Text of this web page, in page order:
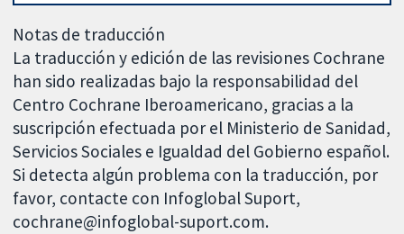
Notas de traducción
La traducción y edición de las revisiones Cochrane
han sido realizadas bajo la responsabilidad del
Centro Cochrane Iberoamericano, gracias a la
suscripción efectuada por el Ministerio de Sanidad,
Servicios Sociales e Igualdad del Gobierno español.
Si detecta algún problema con la traducción, por
favor, contacte con Infoglobal Suport,
cochrane@infoglobal-suport.com.